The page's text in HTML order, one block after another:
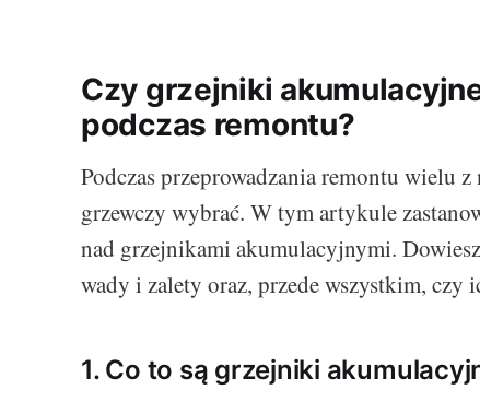
Czy grzejniki
podczas remontu?
Podczas przeprowadzania remontu wielu
grzewczy wybrać. W tym artykule
nad grzejnikami akumulacyjnymi.
wady i zalety oraz, przede wszystkim, czy
1. Co to są grzejniki